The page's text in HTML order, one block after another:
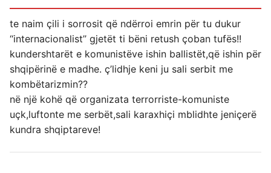
te naim çili i sorrosit që ndërroi emrin për tu dukur
‘‘internacionalist’’ gjetët ti bëni retush çoban tufës!!
kundershtarët e komunistëve ishin ballistët,që ishin për
shqipërinë e madhe. ç’lidhje keni ju sali serbit me
kombëtarizmin??
në një kohë që organizata terrorriste-komuniste
uçk,luftonte me serbët,sali karaxhiçi mblidhte jeniçerë
kundra shqiptareve!